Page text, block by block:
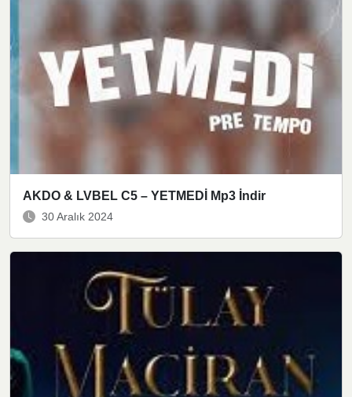
AKDO & LVBEL C5 – YETMEDİ Mp3 İndir
30 Aralık 2024